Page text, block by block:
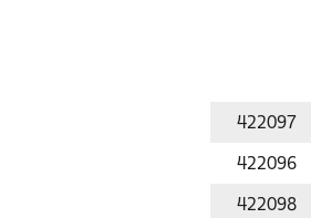
422097
422096
422098